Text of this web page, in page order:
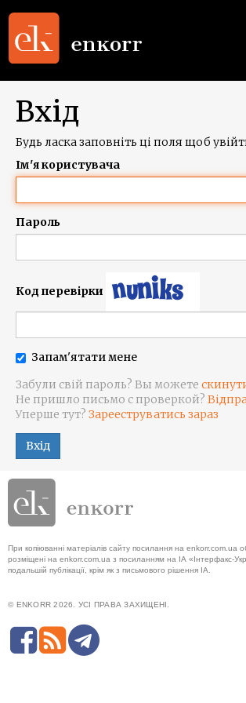
Вхід
Будь ласка заповніть ці поля щоб
Ім'я користувача
Пароль
Код перевірки
Запам'ятати мене
Забули свій пароль? Вы можете
Не пришло письмо с проверкой?
Уперше тут? Зарееструватись зараз
Вхід
При копіюванні матеріалів сайту посилання на enkorr.com.ua
розміщені на enkorr.com.ua з посиланням на ІА «Інтерфакс-
подальшій публікації, крім як з письмового рішення ІА.
© ENKORR 2026. УСІ ПРАВА ЗАХИЩЕНІ.